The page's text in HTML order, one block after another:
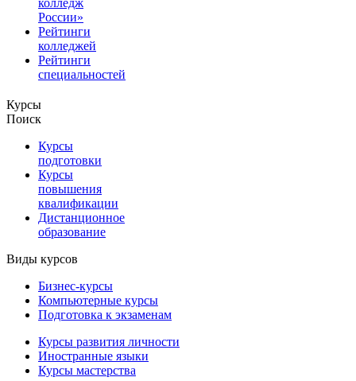
России»
Рейтинги
колледжей
Рейтинги
специальностей
Курсы
Поиск
Курсы
подготовки
Курсы
повышения
квалификации
Дистанционное
образование
Виды курсов
Бизнес-курсы
Компьютерные курсы
Подготовка к экзаменам
Курсы развития личности
Иностранные языки
Курсы мастерства